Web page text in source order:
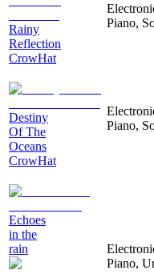
Rainy
Reflection
CrowHat
Piano,
Destiny
Of The
Oceans
CrowHat
Piano,
Echoes
in the
rain
Piano,